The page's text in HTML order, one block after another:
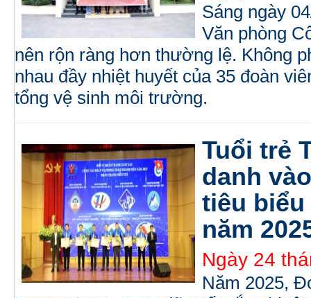
Sáng ngày
Văn phòng
nên rộn ràng hơn thường lệ. Không
nhau đầy nhiệt huyết của 35 đoàn
tổng vệ sinh môi trường.
Tuổi trẻ
danh
tiêu biểu
năm
Ngày 24
Năm 2025,